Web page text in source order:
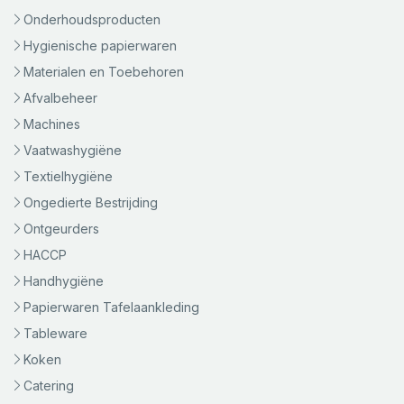
Onderhoudsproducten
Hygienische papierwaren
Materialen en Toebehoren
Afvalbeheer
Machines
Vaatwashygiëne
Textielhygiëne
Ongedierte Bestrijding
Ontgeurders
HACCP
Handhygiëne
Papierwaren Tafelaankleding
Tableware
Koken
Catering